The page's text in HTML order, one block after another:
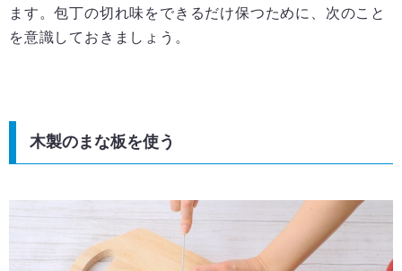
ます。包丁の切れ味をできるだけ保つために、次のこと
を意識しておきましょう。
木製のまな板を使う